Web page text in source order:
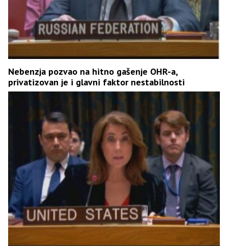
Nebenzja pozvao na hitno gašenje OHR-a,
privatizovan je i glavni faktor nestabilnosti